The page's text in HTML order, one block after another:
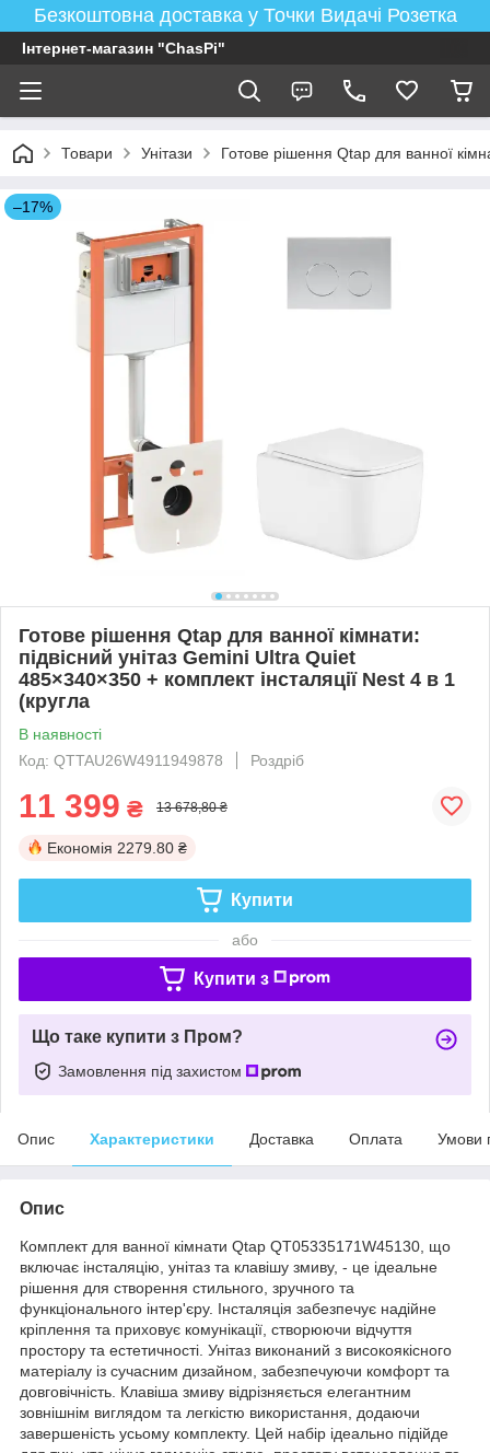
Безкоштовна доставка у Точки Видачі Розетка
Інтернет-магазин "ChasPi"
Товари Унітази Готове рішення Qtap для ванної
–17%
Готове рішення Qtap для ванної кімнати:
підвісний унітаз Gemini Ultra Quiet
485×340×350 + комплект інсталяції Nest 4 в 1
(кругла
В наявності
Код: QTTAU26W4911949878
Роздріб
11 399 ₴ 13 678,80 ₴
Економія 2279.80 ₴
Купити
або
Купити з
Що таке купити з Пром?
Замовлення під захистом
Опис Характеристики Доставка Оплата Умови
Опис
Комплект для ванної кімнати Qtap QT05335171W45130, що
включає інсталяцію, унітаз та клавішу змиву, - це ідеальне
рішення для створення стильного, зручного та
функціонального інтер'єру. Інсталяція забезпечує надійне
кріплення та приховує комунікації, створюючи відчуття
простору та естетичності. Унітаз виконаний з високоякісного
матеріалу із сучасним дизайном, забезпечуючи комфорт та
довговічність. Клавіша змиву відрізняється елегантним
зовнішнім виглядом та легкістю використання, додаючи
завершеність усьому комплекту. Цей набір ідеально підійде